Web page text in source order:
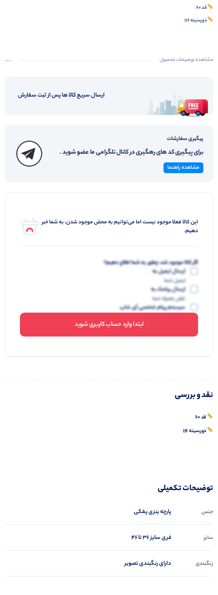
قد ۶۰
دورسینه ۱۱۶
مشاهده توضیحات محصول
ارسال سریع کالا ها پس از ثبت سفارش
پیگیری سفارشات
برای پیگیری کد های رهگیری در کانال تلگرامی ما عضو شوید .
مشاهده راهنما
این کالا فعلا موجود نیست اما می‌توانیم به محض موجود شدن، به شما خبر
دهیم.
اگر کالا موجود شد، چطور به شما اطلاع دهیم؟
ارسال ایمیل به
ایمیل شما
ارسال پیامک به
تلفن همراه شما
سیستم پیام شخصی آی شاپ
ابتدا وارد حساب کاربری شوید
نقد و بررسی
قد ۶۰
دورسینه ۱۱۶
توضیحات تکمیلی
جنس پارچه ینزی پفکی
سایز فری سایز ۳۶ تا ۴۶
رنگبندی دارای رنگبندی تصویر